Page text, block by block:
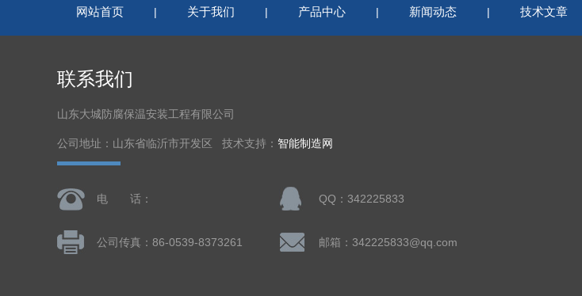
网站首页 | 关于我们 | 产品中心 | 新闻动态 | 技术文章
联系我们
山东大城防腐保温安装工程有限公司
公司地址：山东省临沂市开发区 技术支持： 智能制造网
电 话： QQ：342225833
公司传真：86-0539-8373261 邮箱：342225833@qq.com